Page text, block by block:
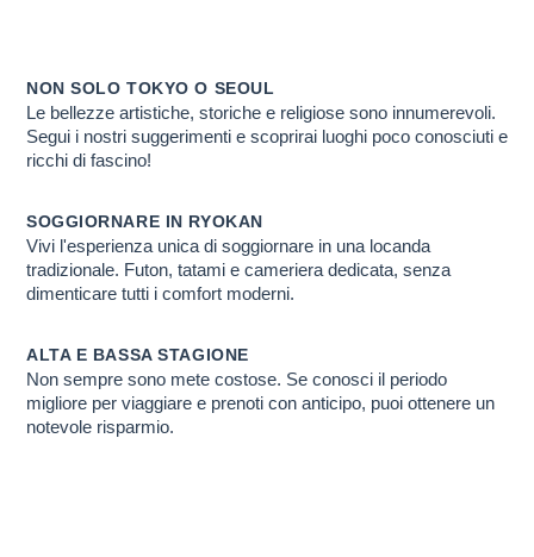
NON SOLO TOKYO O SEOUL
Le bellezze artistiche, storiche e religiose sono innumerevoli.
Segui i nostri suggerimenti e scoprirai luoghi poco conosciuti e
ricchi di fascino!
SOGGIORNARE IN RYOKAN
Vivi l'esperienza unica di soggiornare in una locanda
tradizionale. Futon, tatami e cameriera dedicata, senza
dimenticare tutti i comfort moderni.
ALTA E BASSA STAGIONE
Non sempre sono mete costose. Se conosci il periodo
migliore per viaggiare e prenoti con anticipo, puoi ottenere un
notevole risparmio.